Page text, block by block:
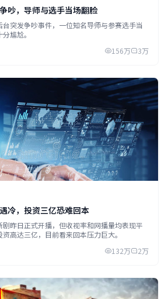
吵，导师与选手当场翻脸
突发争吵事件，一位知名导师与参赛选手当
尴尬。
156万 3万
冷，投资三亿恐难回本
昨日正式开播，但收视率和网播量均表现平
高达三亿，目前看来回本压力巨大。
132万 2万